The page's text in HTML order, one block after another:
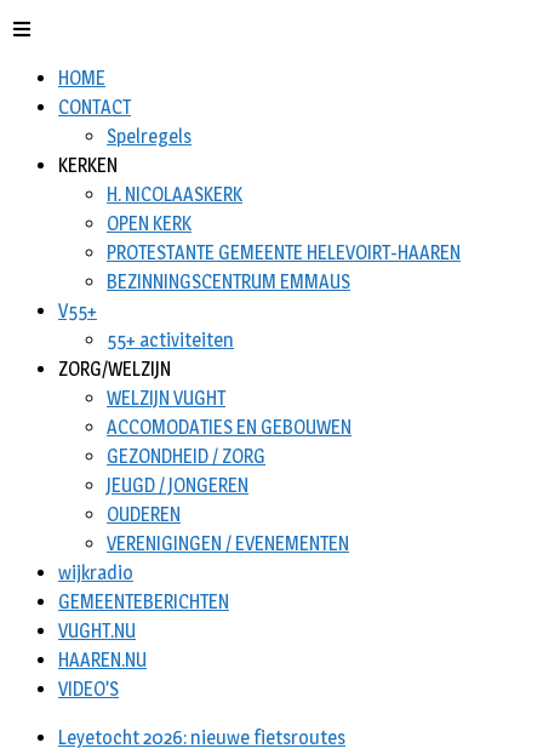
HOME
CONTACT
Spelregels
KERKEN
H. NICOLAASKERK
OPEN KERK
PROTESTANTE GEMEENTE HELEVOIRT-HAAREN
BEZINNINGSCENTRUM EMMAUS
V55+
55+ activiteiten
ZORG/WELZIJN
WELZIJN VUGHT
ACCOMODATIES EN GEBOUWEN
GEZONDHEID / ZORG
JEUGD / JONGEREN
OUDEREN
VERENIGINGEN / EVENEMENTEN
wijkradio
GEMEENTEBERICHTEN
VUGHT.NU
HAAREN.NU
VIDEO’S
Leyetocht 2026: nieuwe fietsroutes